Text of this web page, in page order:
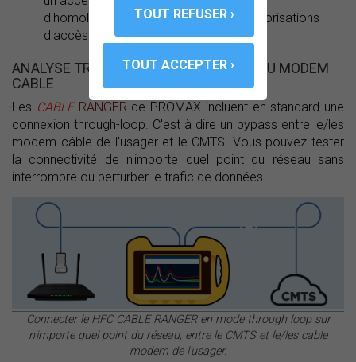
d'homologation nécessaire pour les autorisations
d'accès de leur équipement.
ANALYSE TRANSPARENTE UPSTREAM DU MODEM
CABLE
Les CABLERANGER de PROMAX incluent en standard une
connexion through-loop. C'est à dire un bypass entre le/les
modem câble de l'usager et le CMTS. Vous pouvez tester
la connectivité de n'importe quel point du réseau sans
interrompre ou perturber le trafic de données.
Connecter le HFC CABLE RANGER en mode through loop sur
n'importe quel point du réseau, entre le CMTS et le/les cable
modem de l'usager.